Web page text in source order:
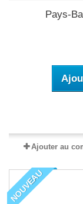
Pays-
Ajouter au
NOUVEAU